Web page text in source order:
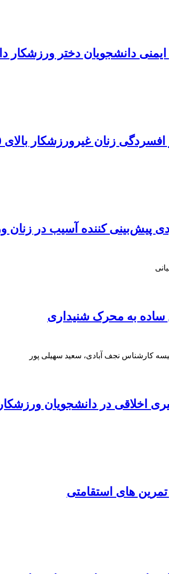
دانشجویان دختر ورزشکار
غیرورزشکار بالای 40 سال صنعت نفت اهواز
پیش‌بینی کننده آسیب در زنان
ساده به محرک شنیداری
کارشناس نجف آبادی، سعید سهیلی پور
اخلاقی در دانشجویان ورزشکار
های استقامتی